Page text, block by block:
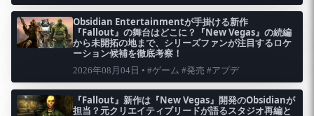
Obsidian Entertainmentが手掛ける新作
『Fallout』の舞台はどこに？『New Vegas』の続編
から未開拓の地まで、シリーズファンが注目するロケ
ーション候補を徹底考察！
2026年08月04日 • #ゲーム #発売 #アプデ
『Fallout』新作は『New Vegas』開発のObsidianが
担当？元クリエイティブリードが語るスタジオ再編と